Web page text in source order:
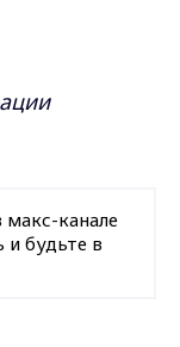
канале
и будьте в